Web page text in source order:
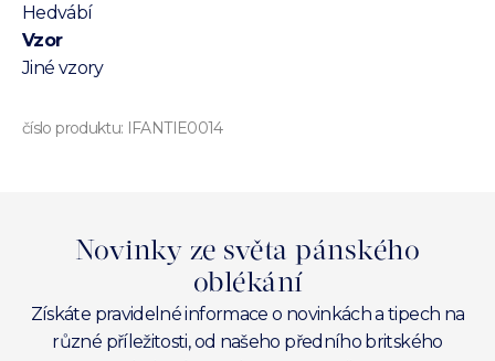
Hedvábí
Vzor
Jiné vzory
číslo produktu: IFANTIE0014
Novinky ze světa pánského
oblékání
Získáte pravidelné informace o novinkách a tipech na
různé příležitosti, od našeho předního britského